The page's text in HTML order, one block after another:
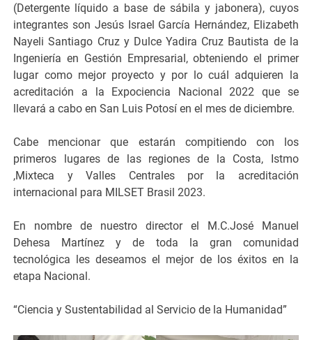
(Detergente líquido a base de sábila y jabonera), cuyos
integrantes son Jesús Israel García Hernández, Elizabeth
Nayeli Santiago Cruz y Dulce Yadira Cruz Bautista de la
Ingeniería en Gestión Empresarial, obteniendo el primer
lugar como mejor proyecto y por lo cuál adquieren la
acreditación a la Expociencia Nacional 2022 que se
llevará a cabo en San Luis Potosí en el mes de diciembre.
Cabe mencionar que estarán compitiendo con los
primeros lugares de las regiones de la Costa, Istmo
,Mixteca y Valles Centrales por la acreditación
internacional para MILSET Brasil 2023.
En nombre de nuestro director el M.C.José Manuel
Dehesa Martínez y de toda la gran comunidad
tecnológica les deseamos el mejor de los éxitos en la
etapa Nacional.
“Ciencia y Sustentabilidad al Servicio de la Humanidad”